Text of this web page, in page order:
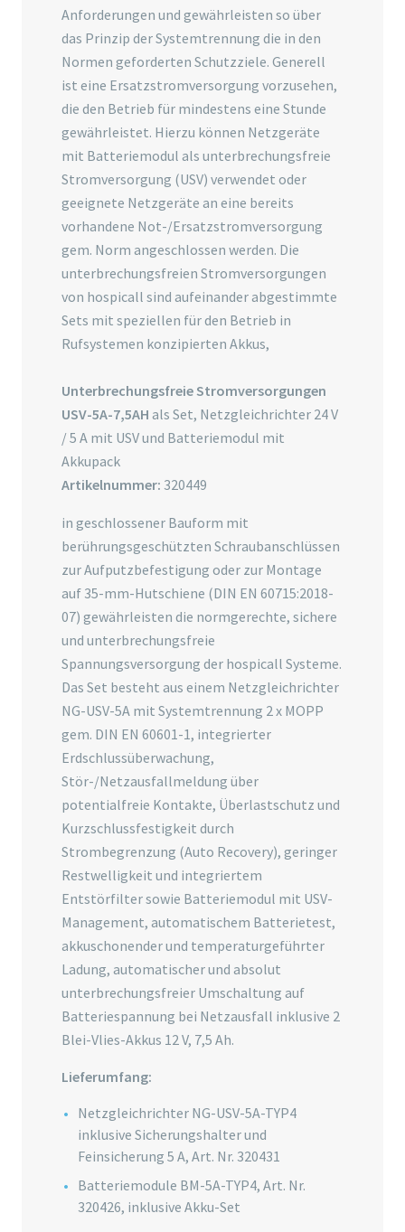
Anforderungen und gewährleisten so über
das Prinzip der Systemtrennung die in den
Normen geforderten Schutzziele. Generell
ist eine Ersatzstromversorgung vorzusehen,
die den Betrieb für mindestens eine Stunde
gewährleistet. Hierzu können Netzgeräte
mit Batteriemodul als unterbrechungsfreie
Stromversorgung (USV) verwendet oder
geeignete Netzgeräte an eine bereits
vorhandene Not-/Ersatzstromversorgung
gem. Norm angeschlossen werden. Die
unterbrechungsfreien Stromversorgungen
von hospicall sind aufeinander abgestimmte
Sets mit speziellen für den Betrieb in
Rufsystemen konzipierten Akkus,
Unterbrechungsfreie Stromversorgungen
USV-5A-7,5AH als Set, Netzgleichrichter 24 V
/ 5 A mit USV und Batteriemodul mit
Akkupack
Artikelnummer: 320449
in geschlossener Bauform mit
berührungsgeschützten Schraubanschlüssen
zur Aufputzbefestigung oder zur Montage
auf 35-mm-Hutschiene (DIN EN 60715:2018-
07) gewährleisten die normgerechte, sichere
und unterbrechungsfreie
Spannungsversorgung der hospicall Systeme.
Das Set besteht aus einem Netzgleichrichter
NG-USV-5A mit Systemtrennung 2 x MOPP
gem. DIN EN 60601-1, integrierter
Erdschlussüberwachung,
Stör-/Netzausfallmeldung über
potentialfreie Kontakte, Überlastschutz und
Kurzschlussfestigkeit durch
Strombegrenzung (Auto Recovery), geringer
Restwelligkeit und integriertem
Entstörfilter sowie Batteriemodul mit USV-
Management, automatischem Batterietest,
akkuschonender und temperaturgeführter
Ladung, automatischer und absolut
unterbrechungsfreier Umschaltung auf
Batteriespannung bei Netzausfall inklusive 2
Blei-Vlies-Akkus 12 V, 7,5 Ah.
Lieferumfang:
Netzgleichrichter NG-USV-5A-TYP4
inklusive Sicherungshalter und
Feinsicherung 5 A, Art. Nr. 320431
Batteriemodule BM-5A-TYP4, Art. Nr.
320426, inklusive Akku-Set